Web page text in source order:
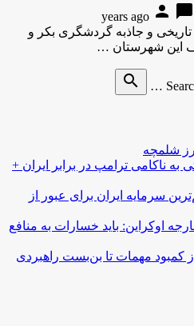
person chat_bubble
دارای بیش از 200 اثر تاریخی و جاذبه گردشگری بکر و
این شهرستان …
search
شلمچه
به ناکامی ترامپ در برابر ایران +
سرمایه ایران برای عبور از
اوکراین: باید خسارات به منافع
کمبود مهمات تا بن‌بست راهبردی